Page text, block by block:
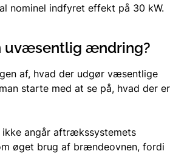
nominel indfyret effekt på 30 kW.
uvæsentlig ændring?
af, hvad der udgør væsentlige
starte med at se på, hvad der er
angår aftrækssystemets
øget brug af brændeovnen, fordi